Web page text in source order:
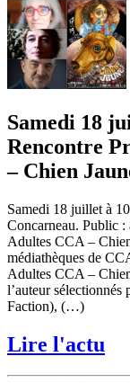
Samedi 18
Rencontre
– Chien
Samedi 18 juillet à
Concarneau. Public
Adultes CCA –
médiathèques de
Adultes CCA –
l’auteur
Faction), (…)
Lire l'actu